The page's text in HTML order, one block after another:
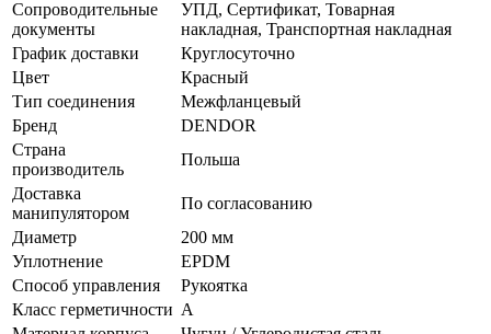
Сопроводительные
документы
УПД, Сертификат, Товарная
накладная, Транспортная накладная
График доставки
Круглосуточно
Цвет
Красный
Тип соединения
Межфланцевый
Бренд
DENDOR
Страна
производитель
Польша
Доставка
манипулятором
По согласованию
Диаметр
200 мм
Уплотнение
EPDM
Способ управления
Рукоятка
Класс герметичности A